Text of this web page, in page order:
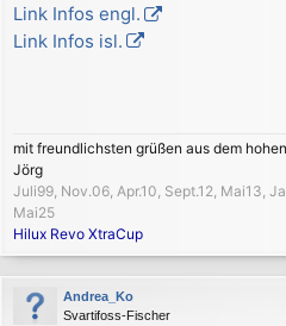
Link Infos engl.
Link Infos isl.
mit freundlichsten grüßen aus dem
Jörg
Juli99, Nov.06, Apr.10, Sept.12, Mai13,
Mai25
Hilux Revo XtraCup
Andrea_Ko
Svartifoss-Fischer